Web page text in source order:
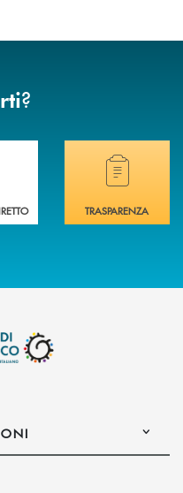
?
. di assistenza immediata?
Hai bisogno di
TRASPARENZA